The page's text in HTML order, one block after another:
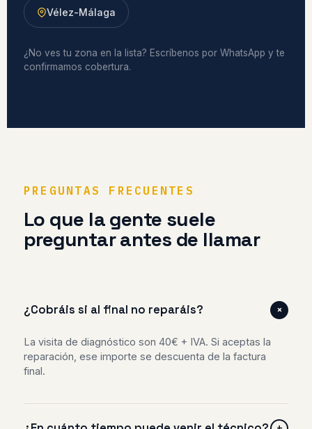
Vélez-Málaga
¿No ves tu zona en la lista? Escríbenos por WhatsApp y te
confirmamos cobertura.
PREGUNTAS FRECUENTES
Lo que la gente suele
preguntar antes de llamar
¿Cobráis si al final no reparáis? +
La visita de diagnóstico son 40€ + IVA. Si aceptas la
reparación, ese importe se descuenta de la factura
final.